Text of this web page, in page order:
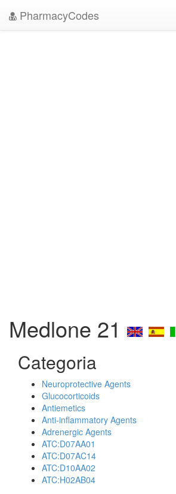
PharmacyCodes
Medlone 21
Categoria
Neuroprotective Agents
Glucocorticoids
Antiemetics
Anti-inflammatory Agents
Adrenergic Agents
ATC:D07AA01
ATC:D07AC14
ATC:D10AA02
ATC:H02AB04